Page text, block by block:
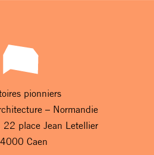
pionniers
– Normandie
22 place Jean Letellier
Caen